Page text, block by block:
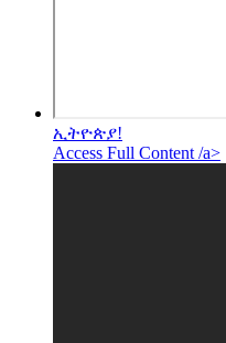
ኢትዮጵያ!
Access Full Content /a>